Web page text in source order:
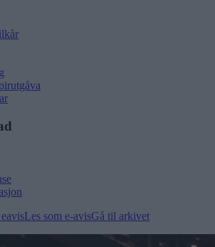
Les som e-avisGå til arkivet